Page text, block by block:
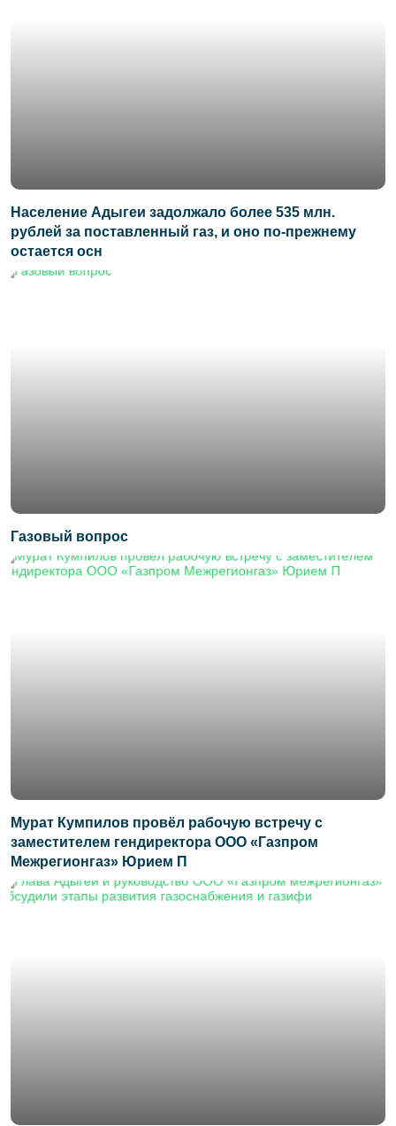
Население Адыгеи задолжало более 535 млн.
рублей за поставленный газ, и оно по-прежнему
остается осн
Газовый вопрос
Мурат Кумпилов провёл рабочую встречу с
заместителем гендиректора ООО «Газпром
Межрегионгаз» Юрием П